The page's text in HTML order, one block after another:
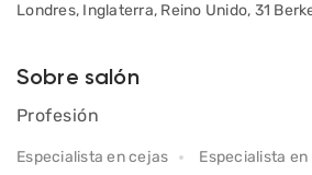
Londres, Inglaterra, Reino Unido, 31
Sobre salón
Profesión
Especialista en cejas Especialista en